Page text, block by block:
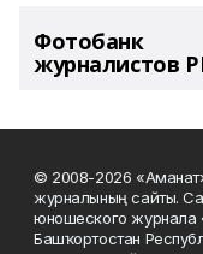
Фотобанк
журналистов
© 2008-2026
журналының сайты.
юношеского журнала
Башҡортостан